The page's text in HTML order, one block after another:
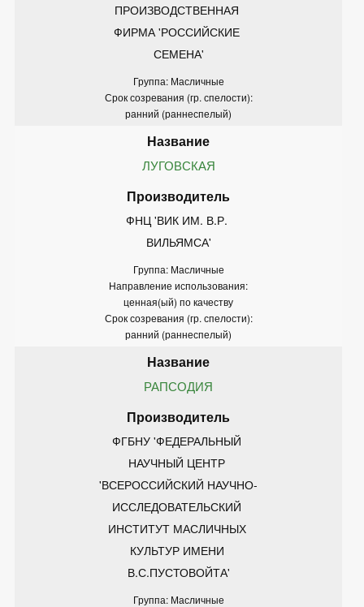
ПРОИЗВОДСТВЕННАЯ
ФИРМА 'РОССИЙСКИЕ
СЕМЕНА'
Группа: Масличные
Срок созревания (гр. спелости):
ранний (раннеспелый)
ЛУГОВСКАЯ
ФНЦ 'ВИК ИМ. В.Р.
ВИЛЬЯМСА'
Группа: Масличные
Направление использования:
ценная(ый) по качеству
Срок созревания (гр. спелости):
ранний (раннеспелый)
РАПСОДИЯ
ФГБНУ 'ФЕДЕРАЛЬНЫЙ
НАУЧНЫЙ ЦЕНТР
'ВСЕРОССИЙСКИЙ НАУЧНО-
ИССЛЕДОВАТЕЛЬСКИЙ
ИНСТИТУТ МАСЛИЧНЫХ
КУЛЬТУР ИМЕНИ
В.С.ПУСТОВОЙТА'
Группа: Масличные